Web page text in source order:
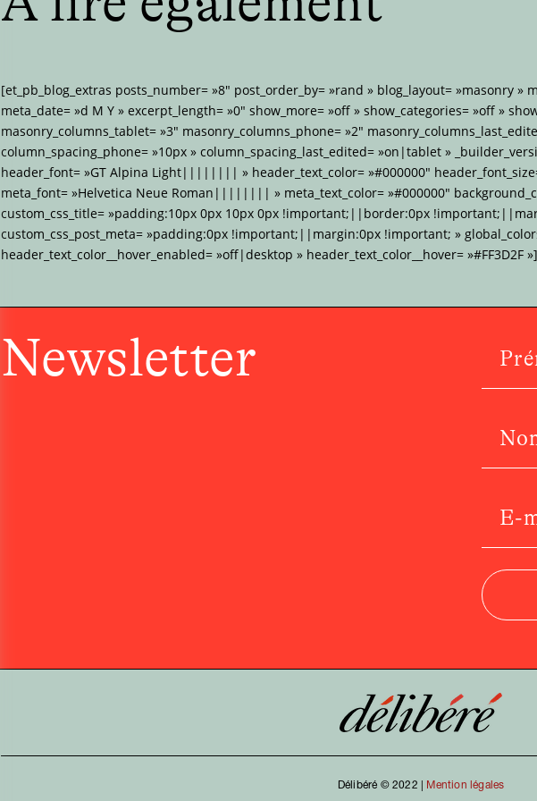
[et_pb_blog_extras posts_number= »8″ post_order_by= »rand » blog_layout= »masonry »
meta_date= »d M Y » excerpt_length= »0″ show_more= »off » show_categories= »off »
masonry_columns_tablet= »3″ masonry_columns_phone= »2″
column_spacing_phone= »10px » column_spacing_last_edited= »on|tablet »
header_font= »GT Alpina Light|||||||| » header_text_color= »#000000″
meta_font= »Helvetica Neue Roman|||||||| » meta_text_color= »#000000″
custom_css_title= »padding:10px 0px 10px 0px !important;||border:0px
custom_css_post_meta= »padding:0px !important;||margin:0px !important; »
header_text_color__hover_enabled= »off|desktop » header_text_color__hover= »#FF3D2F
Newsletter
Délibéré © 2022 | Mention légales